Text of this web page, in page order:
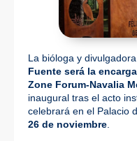
La bióloga y
Fuente será la
Zone Forum-Navalia
inaugural tras el acto
celebrará en el Palacio
26 de noviembre.